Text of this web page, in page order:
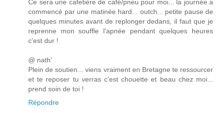
Ce sera une cafetière de café/pneu pour moi... la journée a
commencé par une matinée hard... outch... petite pause de
quelques minutes avant de replonger dedans, il faut que je
reprenne mon souffle l'apnée pendant quelques heures
c'est dur !
@ nath'
Plein de soutien... viens vraiment en Bretagne te ressourcer
et te reposer tu verras c'est chouette et beau chez moi...
prend soin de toi !
Répondre